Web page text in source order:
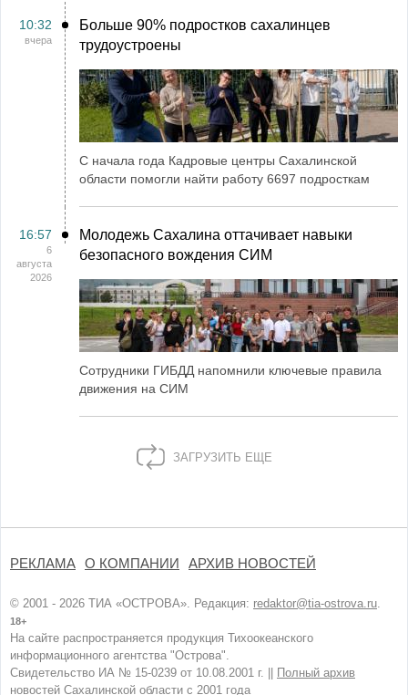
10:32
вчера
Больше 90% подростков сахалинцев
трудоустроены
С начала года Кадровые центры Сахалинской
области помогли найти работу 6697 подросткам
16:57
6
августа
2026
Молодежь Сахалина оттачивает навыки
безопасного вождения СИМ
Сотрудники ГИБДД напомнили ключевые правила
движения на СИМ
ЗАГРУЗИТЬ ЕЩЕ
РЕКЛАМА О КОМПАНИИ АРХИВ НОВОСТЕЙ
© 2001 - 2026 ТИА «ОСТРОВА». Редакция: redaktor@tia-ostrova.ru.
18+
На сайте распространяется продукция Тихоокеанского
информационного агентства "Острова".
Свидетельство ИА № 15-0239 от 10.08.2001 г. ||
Полный архив
новостей Сахалинской области с 2001 года